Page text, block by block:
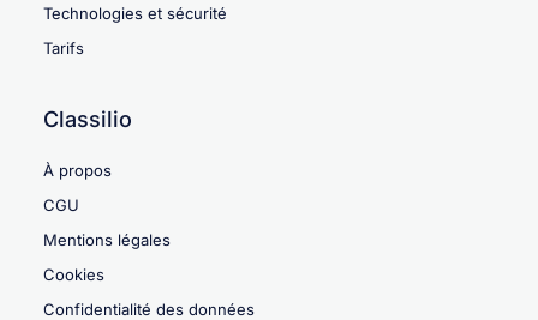
Technologies et sécurité
Tarifs
Classilio
À propos
CGU
Mentions légales
Cookies
Confidentialité des données